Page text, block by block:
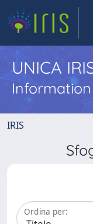
UNICA
IRIS
Ordina per: